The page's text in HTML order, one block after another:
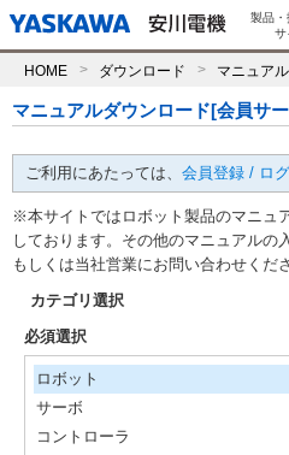
製品・
サ
HOME ダウンロード マニュアル
マニュアルダウンロード[会員サ
ご利用にあたっては、 会員登録 / ロ
※本サイトではロボット製品のマニュ
しております。その他のマニュアルの
もしくは当社営業にお問い合わせくだ
カテゴリ選択
必須選択
ロボット
サーボ
コントローラ